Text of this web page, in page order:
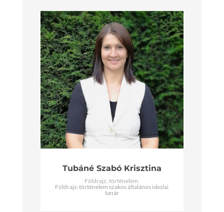
Tubáné Szabó Krisztina
Földrajz, történelem.
Földrajz-történelem szakos általános iskolai
tanár